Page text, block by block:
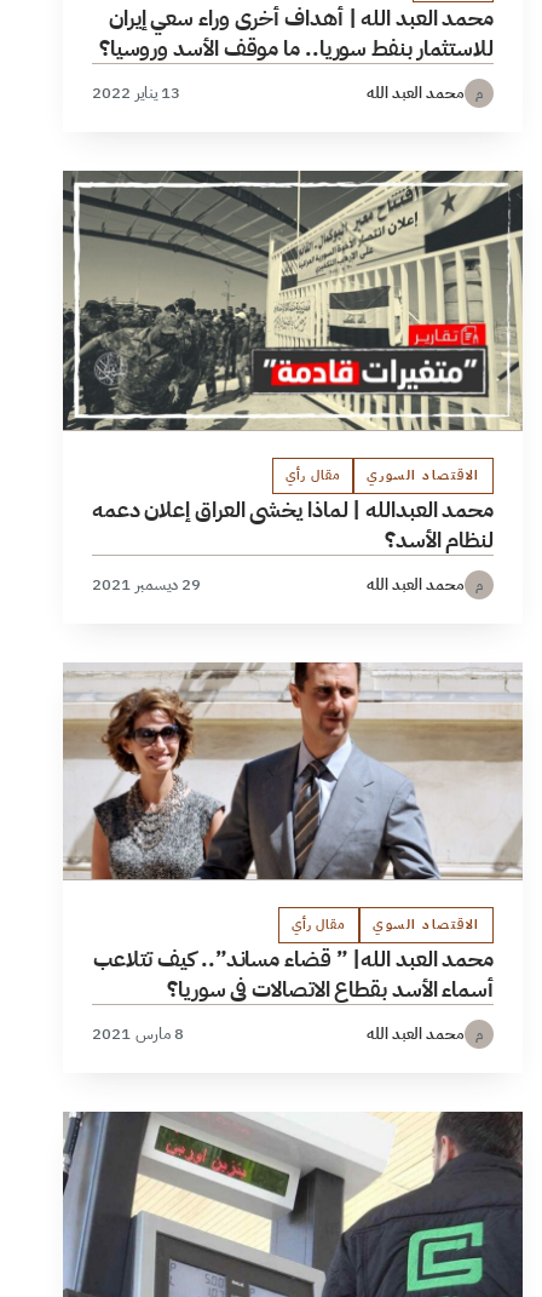
محمد العبد الله | أهداف أخرى وراء سعي إيران
للاستثمار بنفط سوريا.. ما موقف الأسد وروسيا؟
م محمد العبد الله 13 يناير 2022
الاقتصاد السوري مقال رأي
محمد العبدالله | لماذا يخشى العراق إعلان دعمه
لنظام الأسد؟
م محمد العبد الله 29 ديسمبر 2021
الاقتصاد السوي مقال رأي
محمد العبد الله| ” قضاء مساند”.. كيف تتلاعب
أسماء الأسد بقطاع الاتصالات في سوريا؟
م محمد العبد الله 8 مارس 2021